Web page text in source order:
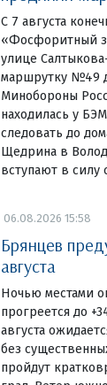
С 7 августа
«Фосфоритный
улице
маршрутку №49
Минобороны
находилась у
следовать до
Щедрина в
вступают в силу
06.08.2026 15:58
Брянцев
августа
Ночью местами
прогреется до
августа
без
пройдут